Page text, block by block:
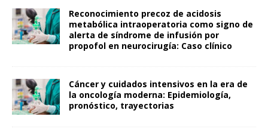
Reconocimiento precoz de acidosis
metabólica intraoperatoria como signo de
alerta de síndrome de infusión por
propofol en neurocirugía: Caso clínico
Cáncer y cuidados intensivos en la era de
la oncología moderna: Epidemiología,
pronóstico, trayectorias